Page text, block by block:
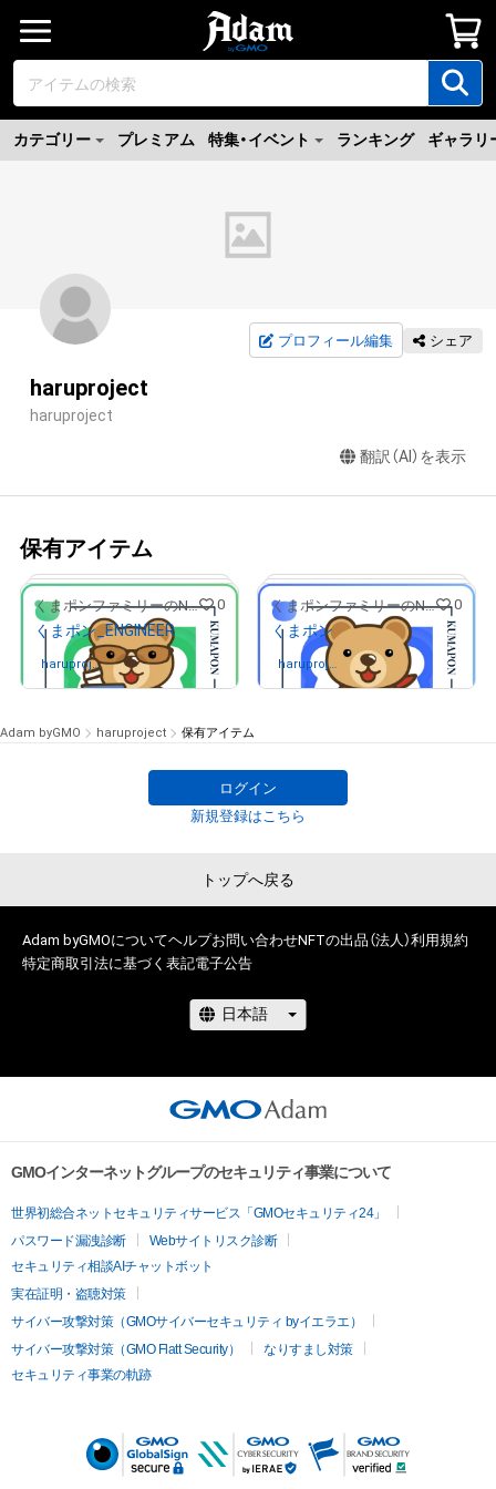
カテゴリー プレミアム 特集・イベント ランキング ギャラリ
プロフィール編集 シェア
haruproject
haruproject
翻訳（AI）を表示
保有アイテム
# 5/20
くまポンファミリーのNFTストア 0
くまポン_ENGINEER
haruproje さんが保有中
くまポンファミリーのNFTストア 0
くまポン
haruproje
さんが保有中
Adam byGMO haruproject 保有アイテム
ログイン
新規登録はこちら
トップへ戻る
Adam byGMOについてヘルプお問い合わせNFTの出品（法人）利用規約
特定商取引法に基づく表記電子公告
GMOインターネットグループのセキュリティ事業について
世界初総合ネットセキュリティサービス「GMOセキュリティ24」
パスワード漏洩診断
Webサイトリスク診断
セキュリティ相談AIチャットボット
実在証明・盗聴対策
サイバー攻撃対策（GMOサイバーセキュリティ byイエラエ）
サイバー攻撃対策（GMO Flatt Security）
なりすまし対策
セキュリティ事業の軌跡